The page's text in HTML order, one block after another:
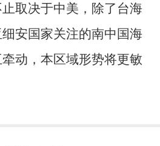
取决于中美，除了台海
安国家关注的南中国海
动，本区域形势将更敏